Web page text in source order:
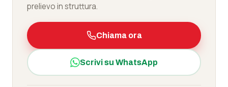
prelievo in struttura.
Chiama ora
Scrivi su WhatsApp